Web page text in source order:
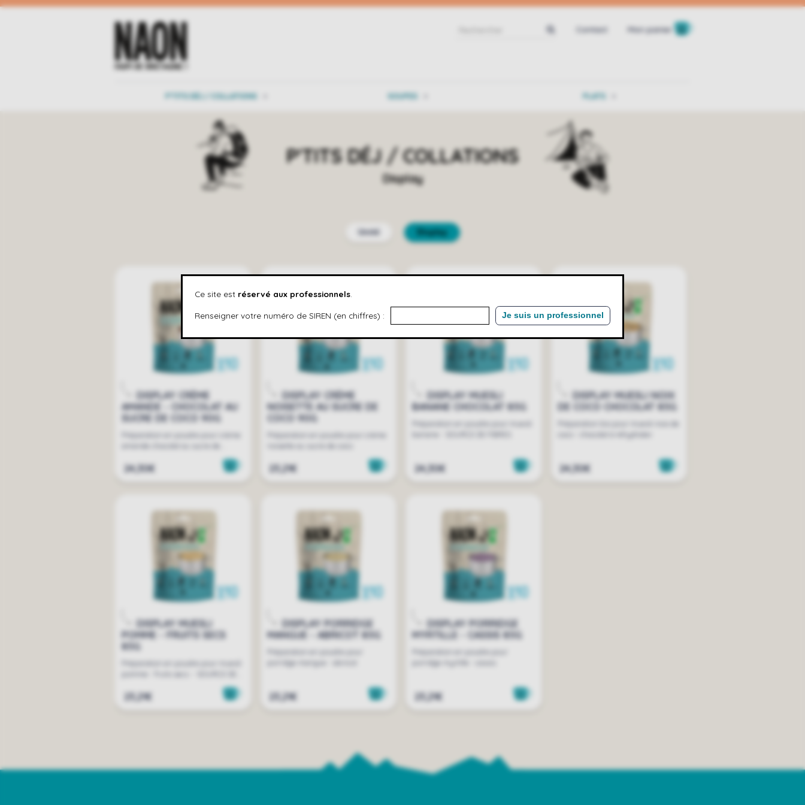
Contact Mon panier
P'TITS DÉJ / COLLATIONS SOUPES PLATS
P'TITS DÉJ / COLLATIONS
Display
Unité Display
DISPLAY CRÈME
AMANDE - CHOCOLAT AU
SUCRE DE COCO 90G
24,30€
DISPLAY CRÈME
NOISETTE AU SUCRE DE
COCO 90G
23,21€
DISPLAY MUESLI
BANANE CHOCOLAT 85G
24,30€
DISPLAY MUESLI NOIX
DE COCO CHOCOLAT 85G
24,30€
DISPLAY MUESLI
POMME - FRUITS SECS
85G
23,21€
DISPLAY PORRIDGE
MANGUE - ABRICOT 85G
23,21€
DISPLAY PORRIDGE
MYRTILLE - CASSIS 85G
23,21€
Ce site est réservé aux professionnels
Renseigner votre numéro de SIREN (en chiffres) : Je suis un professionnel